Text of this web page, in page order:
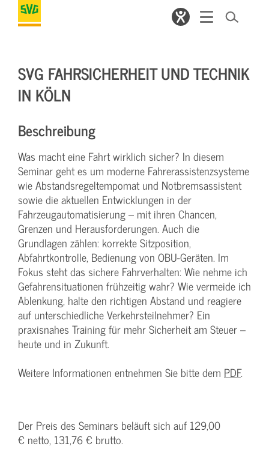
SVG FAHRSICHERHEIT UND TECHNIK
IN KÖLN
Beschreibung
Was macht eine Fahrt wirklich sicher? In diesem
Seminar geht es um moderne Fahrerassistenzsysteme
wie Abstandsregeltempomat und Notbremsassistent
sowie die aktuellen Entwicklungen in der
Fahrzeugautomatisierung – mit ihren Chancen,
Grenzen und Herausforderungen. Auch die
Grundlagen zählen: korrekte Sitzposition,
Abfahrtkontrolle, Bedienung von OBU-Geräten. Im
Fokus steht das sichere Fahrverhalten: Wie nehme ich
Gefahrensituationen frühzeitig wahr? Wie vermeide ich
Ablenkung, halte den richtigen Abstand und reagiere
auf unterschiedliche Verkehrsteilnehmer? Ein
praxisnahes Training für mehr Sicherheit am Steuer –
heute und in Zukunft.
Weitere Informationen entnehmen Sie bitte dem PDF.
Der Preis des Seminars beläuft sich auf 129,00
€ netto, 131,76 € brutto.